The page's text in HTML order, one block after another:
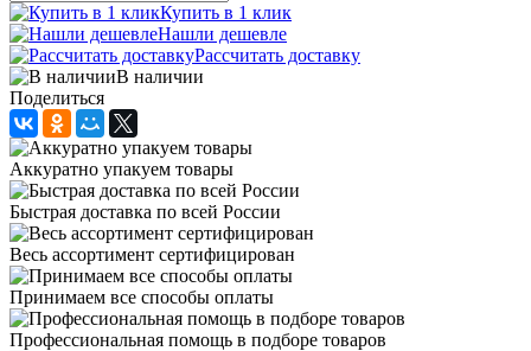
Купить в 1 клик
Нашли дешевле
Рассчитать доставку
В наличии
Поделиться
Аккуратно упакуем товары
Быстрая доставка по всей России
Весь ассортимент сертифицирован
Принимаем все способы оплаты
Профессиональная помощь в подборе товаров